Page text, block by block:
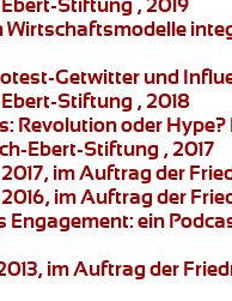
Stiftung , 2019
Wirtschaftsmodelle
Getwitter und
Stiftung , 2018
Revolution oder Hype?
Ebert-Stiftung , 2017
, im Auftrag der
, im Auftrag der
Engagement: ein
, im Auftrag der